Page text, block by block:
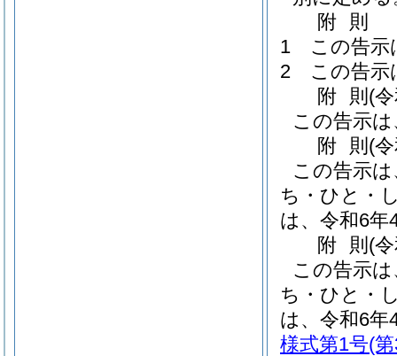
附 則
1
この告示
2
この告示
附 則 (
この告示
附 則 (
この告示
ち・ひと・
は、令和6年
附 則 (
この告示
ち・ひと・
は、令和6年
様式第1号(